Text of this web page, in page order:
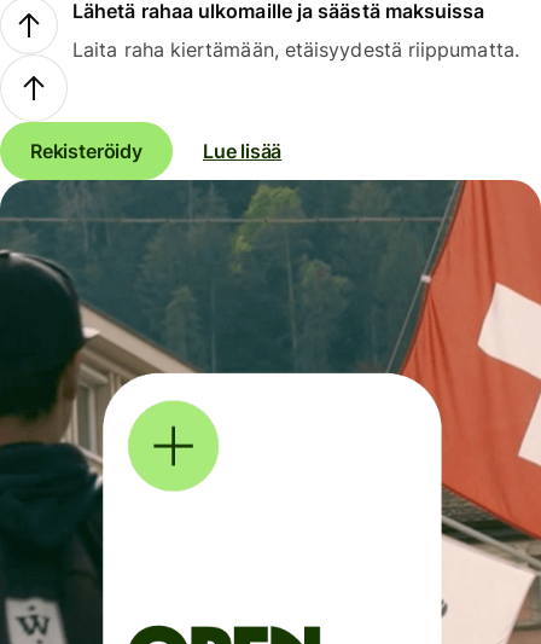
Lähetä rahaa ulkomaille ja säästä maksuissa
Laita raha kiertämään, etäisyydestä riippumatta.
Rekisteröidy Lue lisää